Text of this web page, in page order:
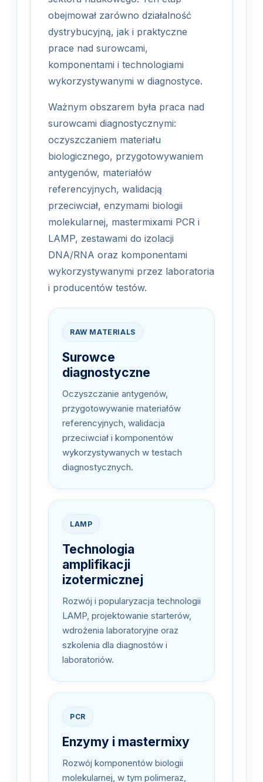
obejmował zarówno działalność
dystrybucyjną, jak i praktyczne
prace nad surowcami,
komponentami i technologiami
wykorzystywanymi w diagnostyce.
Ważnym obszarem była praca nad
surowcami diagnostycznymi:
oczyszczaniem materiału
biologicznego, przygotowywaniem
antygenów, materiałów
referencyjnych, walidacją
przeciwciał, enzymami biologii
molekularnej, mastermixami PCR i
LAMP, zestawami do izolacji
DNA/RNA oraz komponentami
wykorzystywanymi przez laboratoria
i producentów testów.
RAW MATERIALS
Surowce
diagnostyczne
Oczyszczanie antygenów,
przygotowywanie materiałów
referencyjnych, walidacja
przeciwciał i komponentów
wykorzystywanych w testach
diagnostycznych.
LAMP
Technologia
amplifikacji
izotermicznej
Rozwój i popularyzacja technologii
LAMP, projektowanie starterów,
wdrożenia laboratoryjne oraz
szkolenia dla diagnostów i
laboratoriów.
PCR
Enzymy i mastermixy
Rozwój komponentów biologii
molekularnej, w tym polimeraz,